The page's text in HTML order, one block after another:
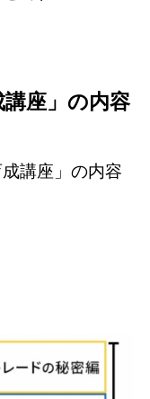
座」の内容
講座」の内容